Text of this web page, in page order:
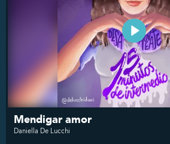
Mendigar amor
Daniella De Lucchi